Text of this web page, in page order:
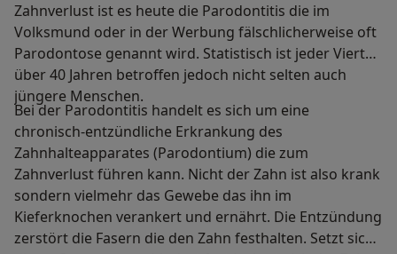
Zahnverlust ist es heute die Parodontitis die im
Volksmund oder in der Werbung fälschlicherweise oft
Parodontose genannt wird. Statistisch ist jeder Vierte
über 40 Jahren betroffen jedoch nicht selten auch
jüngere Menschen.
Bei der Parodontitis handelt es sich um eine
chronisch-entzündliche Erkrankung des
Zahnhalteapparates (Parodontium) die zum
Zahnverlust führen kann. Nicht der Zahn ist also krank
sondern vielmehr das Gewebe das ihn im
Kieferknochen verankert und ernährt. Die Entzündung
zerstört die Fasern die den Zahn festhalten. Setzt sich